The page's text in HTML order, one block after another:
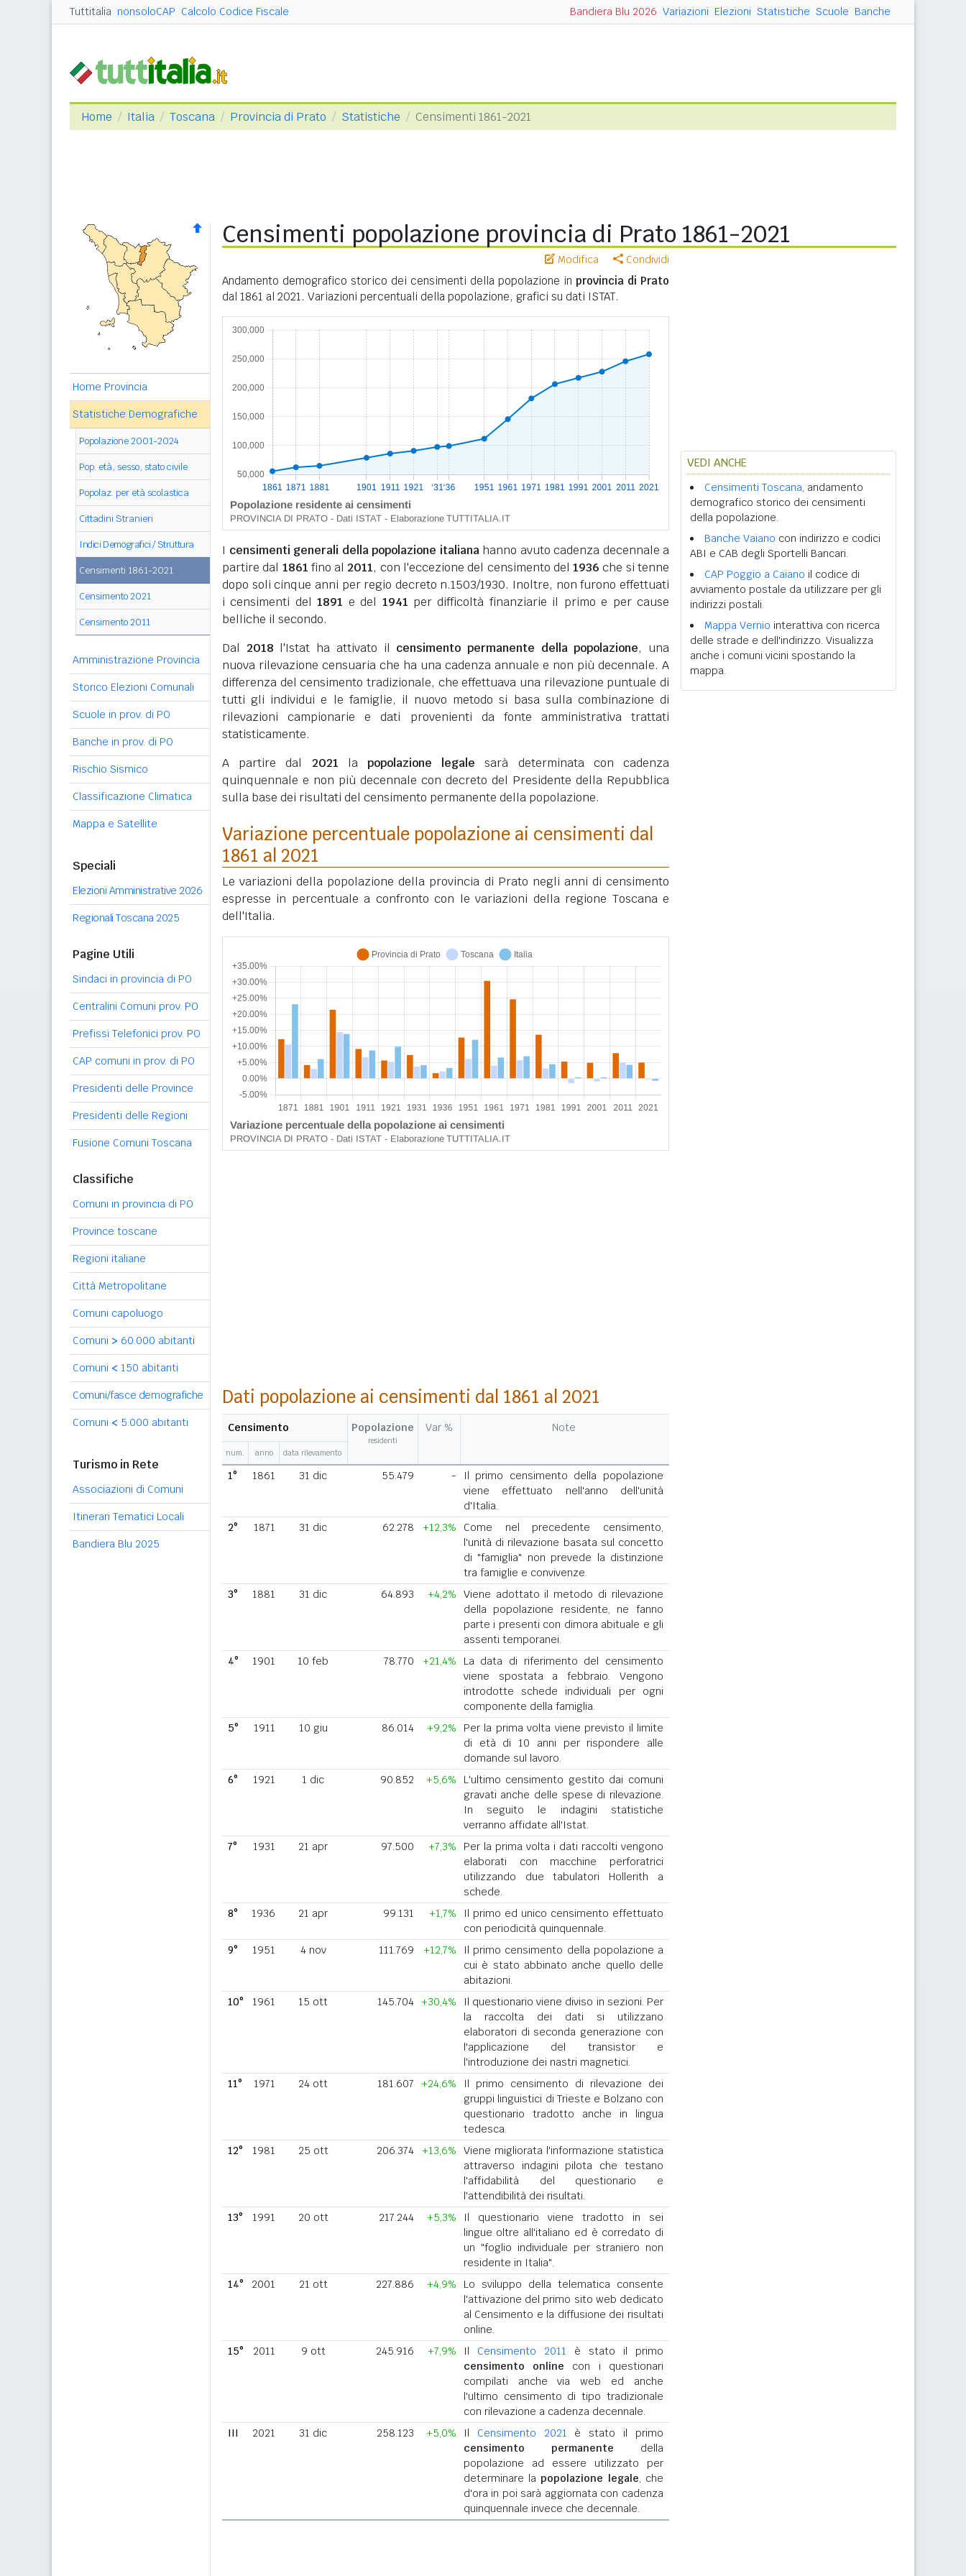
Tuttitalia nonsoloCAP Calcolo Codice Fiscale Bandiera Blu 2026 Variazioni Elezioni Statistiche Scuole Banche
Home Italia Toscana Provincia di Prato Statistiche Censimenti 1861-2021
Home Provincia
Statistiche Demografiche
Popolazione 2001-2024
Pop. età, sesso, stato civile
Popolaz. per età scolastica
Cittadini Stranieri
Indici Demografici / Struttura
Censimenti 1861-2021
Censimento 2021
Censimento 2011
Amministrazione Provincia
Storico Elezioni Comunali
Scuole in prov. di PO
Banche in prov. di PO
Rischio Sismico
Classificazione Climatica
Mappa e Satellite
Speciali
Elezioni Amministrative 2026
Regionali Toscana 2025
Pagine Utili
Sindaci in provincia di PO
Centralini Comuni prov. PO
Prefissi Telefonici prov. PO
CAP comuni in prov. di PO
Presidenti delle Province
Presidenti delle Regioni
Fusione Comuni Toscana
Classifiche
Comuni in provincia di PO
Province toscane
Regioni italiane
Città Metropolitane
Comuni capoluogo
Comuni > 60.000 abitanti
Comuni < 150 abitanti
Comuni/fasce demografiche
Comuni < 5.000 abitanti
Turismo in Rete
Associazioni di Comuni
Itinerari Tematici Locali
Bandiera Blu 2025
Censimenti popolazione provincia di Prato 1861-2021
Modifica Condividi
Andamento demografico storico dei censimenti della popolazione in provincia di Prato
dal 1861 al 2021. Variazioni percentuali della popolazione, grafici su dati ISTAT.
I censimenti generali della popolazione italianahanno avuto cadenza decennale a
partire dal 1861 fino al 2011, con l'eccezione del censimento del1936 che si tenne
dopo soli cinque anni per regio decreto n.1503/1930. Inoltre, non furono effettuati
i censimenti del1891 e del 1941 per difficoltà finanziarie il primo e per cause
belliche il secondo.
Dal 2018 l'Istat ha attivato il censimento permanente della popolazione, una
nuova rilevazione censuaria che ha una cadenza annuale e non più decennale. A
differenza del censimento tradizionale, che effettuava una rilevazione puntuale di
tutti gli individui e le famiglie, il nuovo metodo si basa sulla combinazione di
rilevazioni campionarie e dati provenienti da fonte amministrativa trattati
statisticamente.
A partire dal 2021 lapopolazione legale sarà determinata con cadenza
quinquennale e non più decennale con decreto del Presidente della Repubblica
sulla base dei risultati del censimento permanente della popolazione.
Variazione percentuale popolazione ai censimenti dal
1861 al 2021
Le variazioni della popolazione della provincia di Prato negli anni di censimento
espresse in percentuale a confronto con le variazioni della regione Toscana e
dell'Italia.
Dati popolazione ai censimenti dal 1861 al 2021
Censimento Popolazione
residenti
Var % Note
num. anno data rilevamento
1° 1861 31 dic 55.479 -
Il primo censimento della popolazione
viene effettuato nell'anno dell'unità
d'Italia.
2°
1871 31 dic 62.278 +12,3%
Come nel precedente censimento,
l'unità di rilevazione basata sul concetto
di "famiglia" non prevede la distinzione
tra famiglie e convivenze.
3°
1881 31 dic 64.893 +4,2%
Viene adottato il metodo di rilevazione
della popolazione residente, ne fanno
parte i presenti con dimora abituale e gli
assenti temporanei.
4°
1901 10 feb 78.770 +21,4%
La data di riferimento del censimento
viene spostata a febbraio. Vengono
introdotte schede individuali per ogni
componente della famiglia.
5°
1911 10 giu 86.014 +9,2%
Per la prima volta viene previsto il limite
di età di 10 anni per rispondere alle
domande sul lavoro.
6°
1921 1 dic 90.852 +5,6%
L'ultimo censimento gestito dai comuni
gravati anche delle spese di rilevazione.
In seguito le indagini statistiche
verranno affidate all'Istat.
7°
1931 21 apr 97.500 +7,3%
Per la prima volta i dati raccolti vengono
elaborati con macchine perforatrici
utilizzando due tabulatori Hollerith a
schede.
8°
1936 21 apr 99.131 +1,7%
Il primo ed unico censimento effettuato
con periodicità quinquennale.
9°
1951 4 nov 111.769 +12,7%
Il primo censimento della popolazione a
cui è stato abbinato anche quello delle
abitazioni.
10°
1961 15 ott 145.704 +30,4%
Il questionario viene diviso in sezioni. Per
la raccolta dei dati si utilizzano
elaboratori di seconda generazione con
l'applicazione del transistor e
l'introduzione dei nastri magnetici.
11°
1971 24 ott 181.607 +24,6%
Il primo censimento di rilevazione dei
gruppi linguistici di Trieste e Bolzano con
questionario tradotto anche in lingua
tedesca.
12°
1981 25 ott 206.374 +13,6%
Viene migliorata l'informazione statistica
attraverso indagini pilota che testano
l'affidabilità del questionario e
l'attendibilità dei risultati.
13°
1991 20 ott 217.244 +5,3%
Il questionario viene tradotto in sei
lingue oltre all'italiano ed è corredato di
un "foglio individuale per straniero non
residente in Italia".
14°
2001 21 ott 227.886 +4,9%
Lo sviluppo della telematica consente
l'attivazione del primo sito web dedicato
al Censimento e la diffusione dei risultati
online.
15°
2011 9 ott 245.916 +7,9% Il Censimento 2011 è stato il primo
censimento online con i questionari
compilati anche via web ed anche
l'ultimo censimento di tipo tradizionale
con rilevazione a cadenza decennale.
III
2021 31 dic 258.123 +5,0% Il Censimento 2021 è stato il primo
censimento permanente della
popolazione ad essere utilizzato per
determinare lapopolazione legale, che
d'ora in poi sarà aggiornata con cadenza
quinquennale invece che decennale.
VEDI ANCHE
Censimenti Toscana, andamento
demografico storico dei censimenti
della popolazione.
Banche Vaiano con indirizzo e codici
ABI e CAB degli Sportelli Bancari.
CAP Poggio a Caiano il codice di
avviamento postale da utilizzare per gli
indirizzi postali.
Mappa Vernio interattiva con ricerca
delle strade e dell'indirizzo. Visualizza
anche i comuni vicini spostando la
mappa.